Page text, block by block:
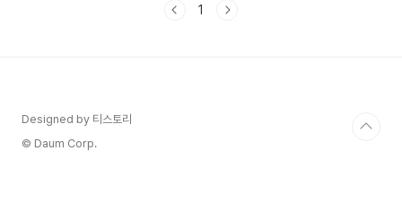
1
Designed by 티스토리
© Daum Corp.